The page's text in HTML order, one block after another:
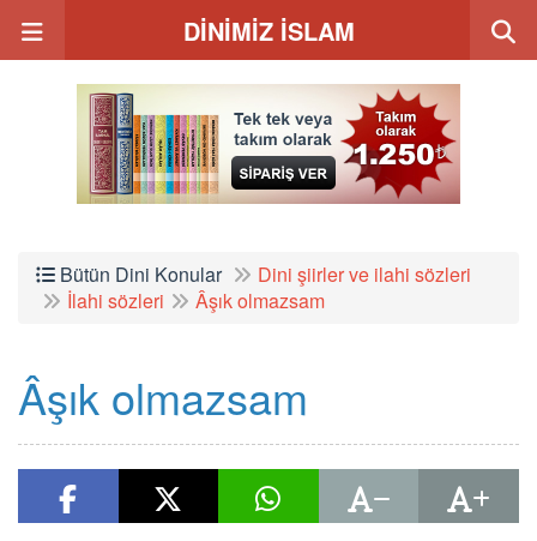
DİNİMİZ İSLAM
Bütün Dini Konular
Dini şiirler ve ilahi sözleri
İlahi sözleri
Âşık olmazsam
Âşık olmazsam